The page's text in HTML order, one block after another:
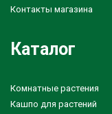
Контакты магазина
Каталог
Комнатные растения
Кашпо для растений